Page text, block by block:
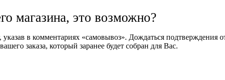
магазина, это возможно?
в комментариях «самовывоз». Дождаться подтверждения
заказа, который заранее будет собран для Вас.